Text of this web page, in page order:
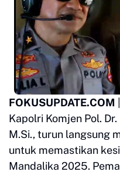
FOKUSUPDATE.COM
Kapolri Komjen Pol.
M.Si., turun langsung
untuk memastikan
Mandalika 2025.